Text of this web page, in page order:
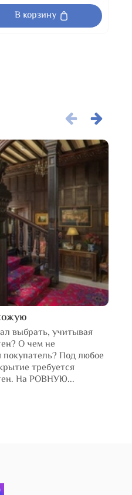
В корзину
выбрать, учитывая
О чем не
покупатель? Под любое
требуется
На РОВНУЮ...